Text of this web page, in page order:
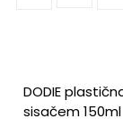
DODIE
sisačem 150ml